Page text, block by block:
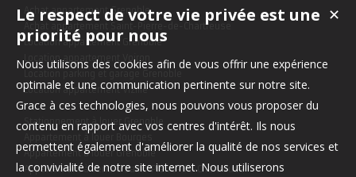
Achat appartement Grenoble
Achat appartement Saint-Pierre-de-Chartreuse
Location appartement Grenoble
Location appartement Voiron
Location appartement Vizille
Stationnement à louer Grenoble
Appartement à louer Grenoble
Appartement à vendre Saint-Pierre-de-Chartreuse
✕
Le respect de votre vie privée est une
priorité pour nous
Nous utilisons des cookies afin de vous offrir une expérience
optimale et une communication pertinente sur notre site.
Grace à ces technologies, nous pouvons vous proposer du
contenu en rapport avec vos centres d'intérêt. Ils nous
permettent également d'améliorer la qualité de nos services et
la convivialité de notre site internet. Nous utiliserons